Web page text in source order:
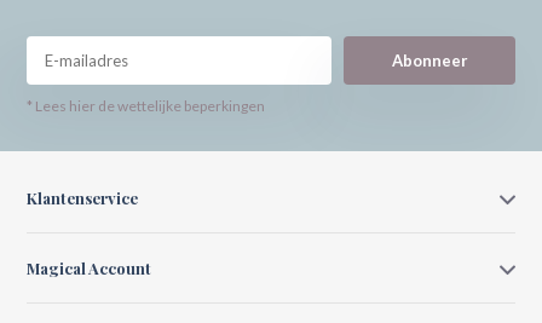
Abonneer
* Lees hier de wettelijke beperkingen
Klantenservice
Magical Account